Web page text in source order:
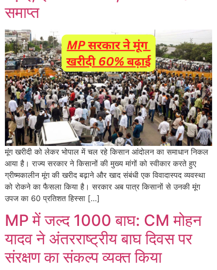
समाप्त
मूंग खरीदी को लेकर भोपाल में चल रहे किसान आंदोलन का समाधान निकल
आया है। राज्य सरकार ने किसानों की मुख्य मांगों को स्वीकार करते हुए
ग्रीष्मकालीन मूंग की खरीद बढ़ाने और खाद संबंधी एक विवादास्पद व्यवस्था
को रोकने का फैसला किया है। सरकार अब पात्र किसानों से उनकी मूंग
उपज का 60 प्रतिशत हिस्सा […]
MP में जल्द 1000 बाघ: CM मोहन
यादव ने अंतरराष्ट्रीय बाघ दिवस पर
संरक्षण का संकल्प व्यक्त किया